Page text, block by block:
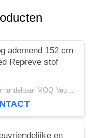
ademend 152 cm
Repreve stof
Onderhandelbaar MOQ:Negotiable
en